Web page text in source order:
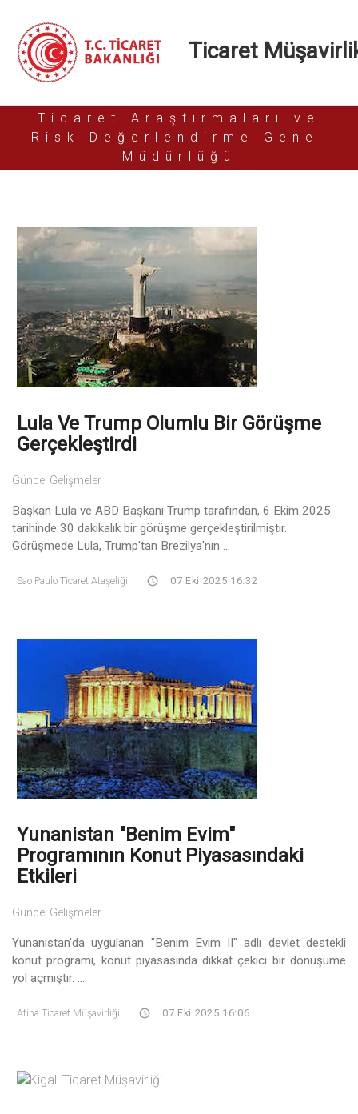
Ticaret
Ticaret Araştırmaları ve
Risk Değerlendirme Genel
Müdürlüğü
Lula Ve Trump Olumlu Bir Görüşme
Gerçekleştirdi
Güncel Gelişmeler
Başkan Lula ve ABD Başkanı Trump tarafından, 6 Ekim 2025
tarihinde 30 dakikalık bir görüşme gerçekleştirilmiştir.
Görüşmede Lula, Trump'tan Brezilya'nın ...
Sao Paulo Ticaret Ataşeliği 07 Eki 2025 16:32
Yunanistan "Benim Evim"
Programının Konut Piyasasındaki
Etkileri
Güncel Gelişmeler
Yunanistan'da uygulanan "Benim Evim II" adlı devlet destekli
konut programı, konut piyasasında dikkat çekici bir dönüşüme
yol açmıştır. ...
Atina Ticaret Müşavirliği 07 Eki 2025 16:06